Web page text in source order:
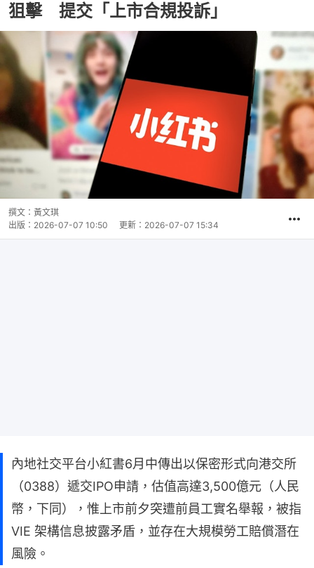
狙擊 提交「上市合規投訴」
撰文： 黃文琪
出版： 2026-07-07 10:50 更新： 2026-07-07 15:34
內地社交平台小紅書6月中傳出以保密形式向港交所
（0388）遞交IPO申請，估值高達3,500億元（人民
幣，下同），惟上市前夕突遭前員工實名舉報，被指
VIE 架構信息披露矛盾，並存在大規模勞工賠償潛在
風險。